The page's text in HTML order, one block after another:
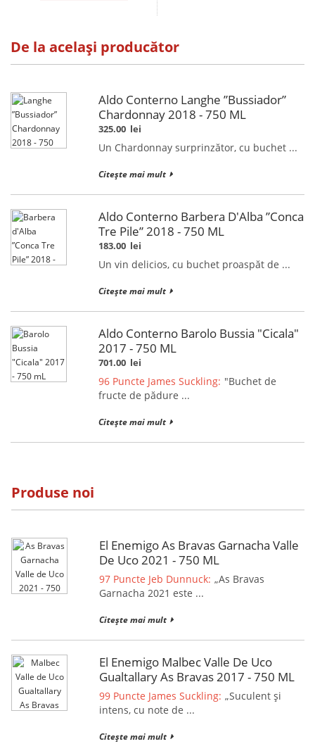
De la același producător
Aldo Conterno Langhe ”Bussiador”
Chardonnay 2018 - 750 ML
325.00 lei
Un Chardonnay surprinzător, cu buchet ...
Citește mai mult
Aldo Conterno Barbera D'Alba ”Conca
Tre Pile” 2018 - 750 ML
183.00 lei
Un vin delicios, cu buchet proaspăt de ...
Citește mai mult
Aldo Conterno Barolo Bussia "Cicala"
2017 - 750 ML
701.00 lei
96 Puncte James Suckling: "Buchet de
fructe de pădure ...
Citește mai mult
Produse noi
El Enemigo As Bravas Garnacha Valle
De Uco 2021 - 750 ML
97 Puncte Jeb Dunnuck: „As Bravas
Garnacha 2021 este ...
Citește mai mult
El Enemigo Malbec Valle De Uco
Gualtallary As Bravas 2017 - 750 ML
99 Puncte James Suckling: „Suculent și
intens, cu note de ...
Citește mai mult